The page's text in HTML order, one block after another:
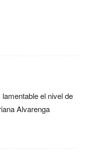
el nivel de
Alvarenga